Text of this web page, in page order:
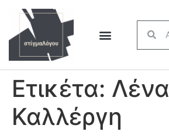
Ετικέτα: Λένα
Καλλέργη